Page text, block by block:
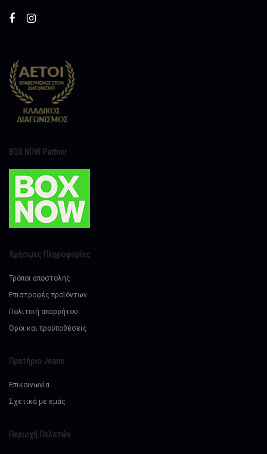
BOX NOW Partner
Χρήσιμες Πληροφορίες
Τρόποι αποστολής
Επιστροφές προϊόντων
Πολιτική απορρήτου
Όροι και προϋποθέσεις
Πρατήριο Jeans
Επικοινωνία
Σχετικά με εμάς
Περιοχή Πελατών